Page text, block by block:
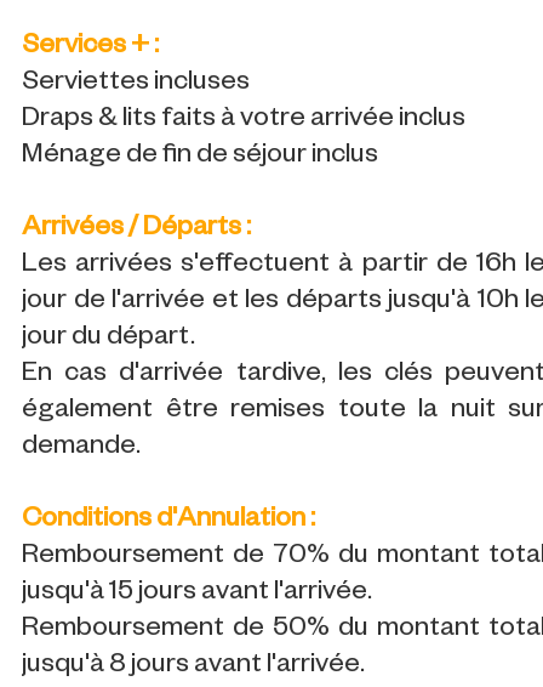
Services + :
Serviettes incluses
Draps & lits faits à votre arrivée inclus
Ménage de fin de séjour inclus
Arrivées / Départs :
Les arrivées s'effectuent à partir de 16h
jour de l'arrivée et les départs jusqu'à 10h
jour du départ.
En cas d'arrivée tardive, les clés
également être remises toute la nuit
demande.
Conditions d'Annulation :
Remboursement de 70% du montant
jusqu'à 15 jours avant l'arrivée.
Remboursement de 50% du montant
jusqu'à 8 jours avant l'arrivée.